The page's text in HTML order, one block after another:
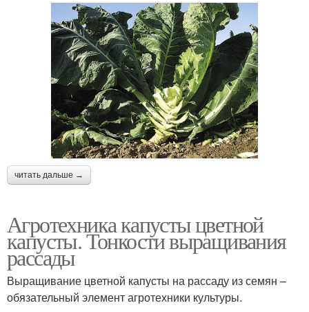
читать дальше →
Агротехника капусты цветной
капусты. Тонкости выращивания
рассады
Выращивание цветной капусты на рассаду из семян –
обязательный элемент агротехники культуры.